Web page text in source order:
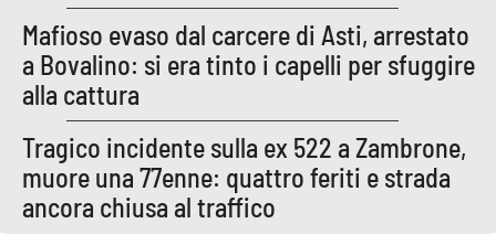
Mafioso evaso dal carcere di Asti, arrestato
a Bovalino: si era tinto i capelli per sfuggire
alla cattura
Tragico incidente sulla ex 522 a Zambrone,
muore una 77enne: quattro feriti e strada
ancora chiusa al traffico